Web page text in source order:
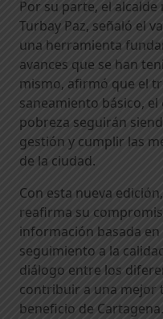
Por su parte, el
Turbay Paz, señaló el
una herramienta
avances que se han
mismo, afirmó que el
saneamiento básico,
pobreza seguirán
gestión y cumplir las
de la ciudad.
Con esta nueva
reafirma su
información basada
seguimiento a la
diálogo entre los
contribuir a una mejor
beneficio de Cartagena.